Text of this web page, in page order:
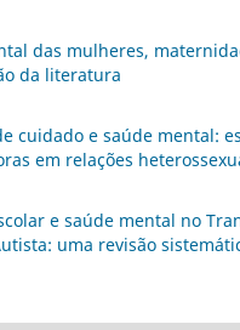
das mulheres,
da literatura
cuidado e saúde mental:
em relações
e saúde mental no
uma revisão